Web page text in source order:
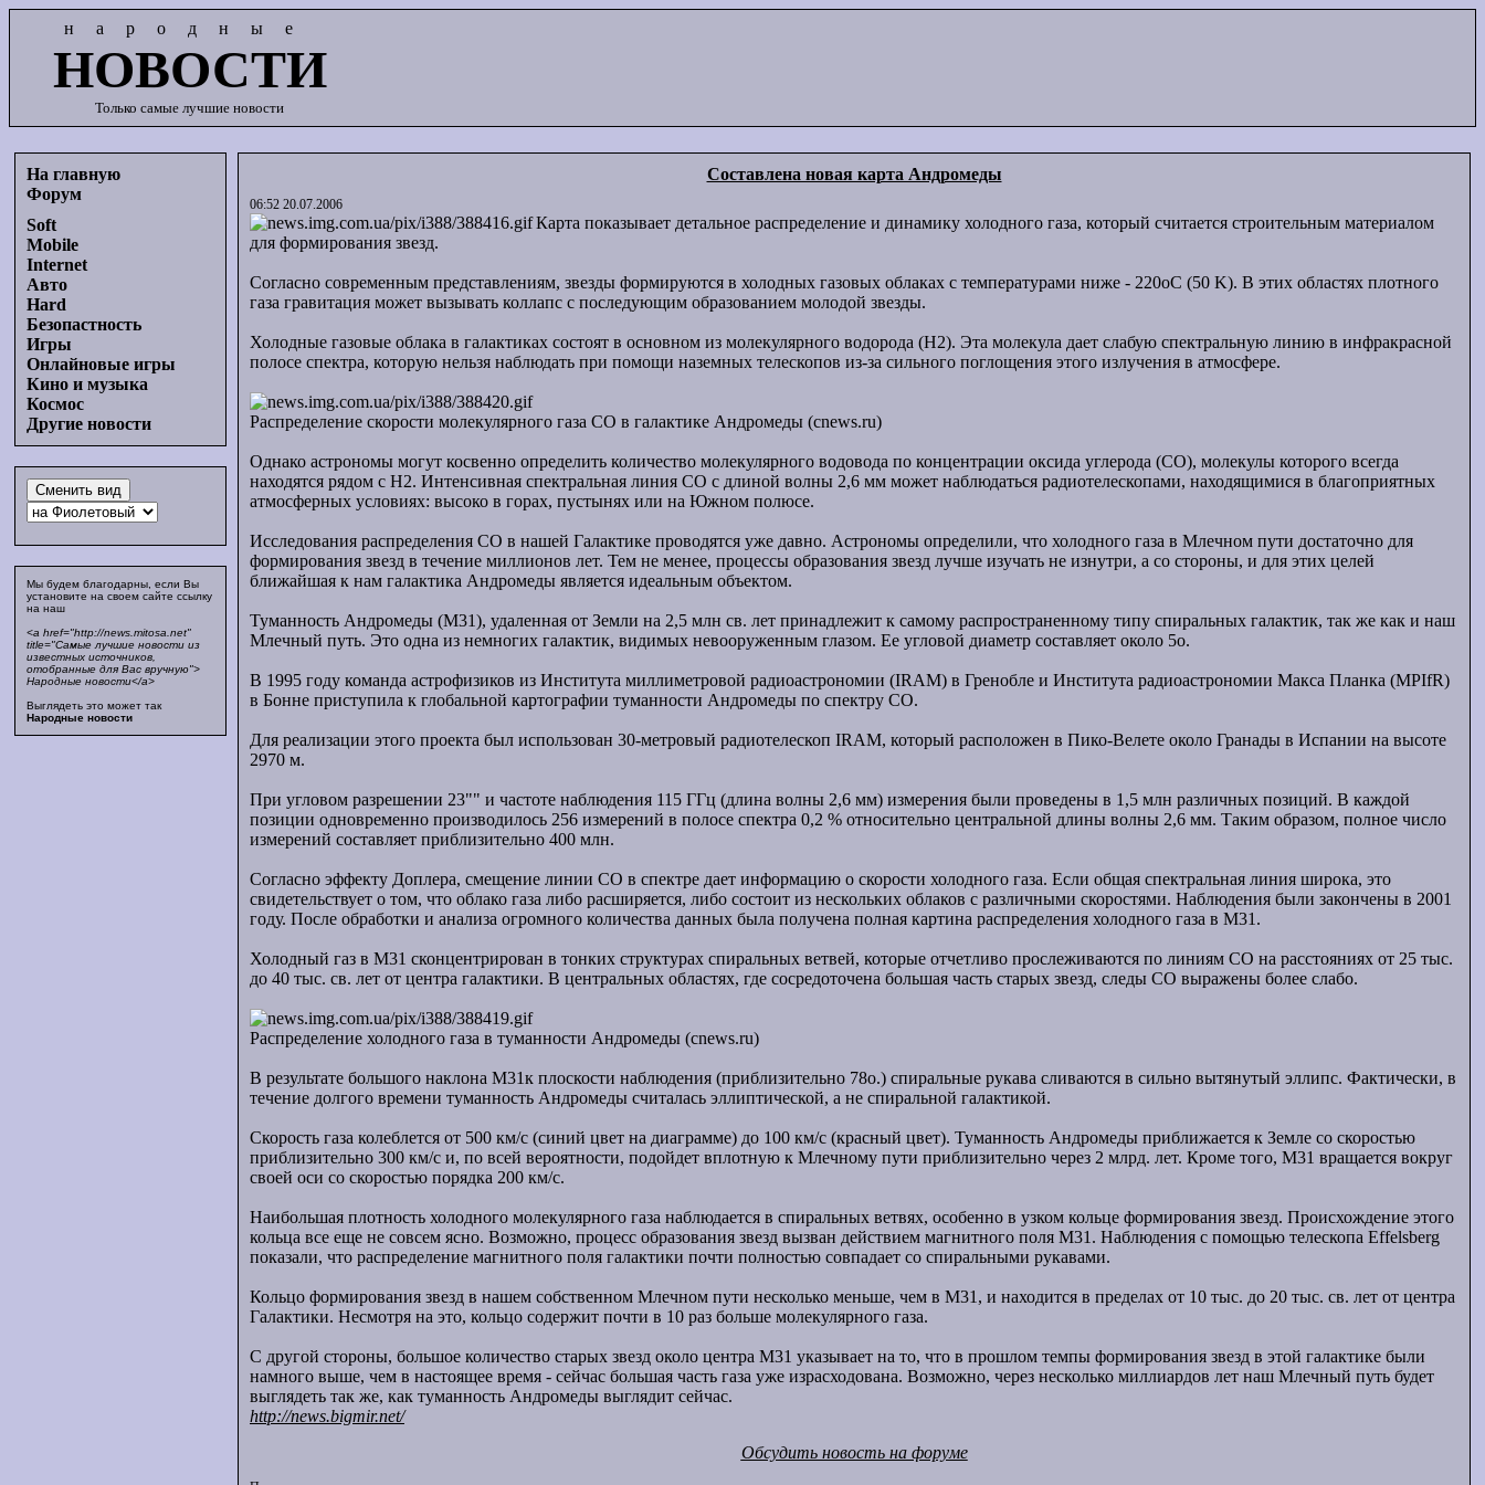
народные
НОВОСТИ
Только самые лучшие новости
На главную
Форум
Soft
Mobile
Internet
Авто
Hard
Безопастность
Игры
Онлайновые игры
Кино и музыка
Космос
Другие новости
Мы будем благодарны, если Вы
установите на своем сайте ссылку
на наш
<a href="http://news.mitosa.net"
title="Самые лучшие новости из
известных источников,
отобранные для Вас вручную">
Народные новости</a>
Выглядеть это может так
Народные новости
Составлена новая карта Андромеды
06:52 20.07.2006
Карта показывает детальное распределение и динамику холодного газа, который считается строительным материалом
для формирования звезд.
Согласно современным представлениям, звезды формируются в холодных газовых облаках с температурами ниже - 220oC (50 K). В этих областях плотного
газа гравитация может вызывать коллапс с последующим образованием молодой звезды.
Холодные газовые облака в галактиках состоят в основном из молекулярного водорода (H2). Эта молекула дает слабую спектральную линию в инфракрасной
полосе спектра, которую нельзя наблюдать при помощи наземных телескопов из-за сильного поглощения этого излучения в атмосфере.
Распределение скорости молекулярного газа CO в галактике Андромеды (cnews.ru)
Однако астрономы могут косвенно определить количество молекулярного водовода по концентрации оксида углерода (CO), молекулы которого всегда
находятся рядом с H2. Интенсивная спектральная линия CO с длиной волны 2,6 мм может наблюдаться радиотелескопами, находящимися в благоприятных
атмосферных условиях: высоко в горах, пустынях или на Южном полюсе.
Исследования распределения CO в нашей Галактике проводятся уже давно. Астрономы определили, что холодного газа в Млечном пути достаточно для
формирования звезд в течение миллионов лет. Тем не менее, процессы образования звезд лучше изучать не изнутри, а со стороны, и для этих целей
ближайшая к нам галактика Андромеды является идеальным объектом.
Туманность Андромеды (M31), удаленная от Земли на 2,5 млн св. лет принадлежит к самому распространенному типу спиральных галактик, так же как и наш
Млечный путь. Это одна из немногих галактик, видимых невооруженным глазом. Ее угловой диаметр составляет около 5о.
В 1995 году команда астрофизиков из Института миллиметровой радиоастрономии (IRAM) в Гренобле и Института радиоастрономии Макса Планка (MPIfR)
в Бонне приступила к глобальной картографии туманности Андромеды по спектру CO.
Для реализации этого проекта был использован 30-метровый радиотелескоп IRAM, который расположен в Пико-Велете около Гранады в Испании на высоте
2970 м.
При угловом разрешении 23"" и частоте наблюдения 115 ГГц (длина волны 2,6 мм) измерения были проведены в 1,5 млн различных позиций. В каждой
позиции одновременно производилось 256 измерений в полосе спектра 0,2 % относительно центральной длины волны 2,6 мм. Таким образом, полное число
измерений составляет приблизительно 400 млн.
Согласно эффекту Доплера, смещение линии CO в спектре дает информацию о скорости холодного газа. Если общая спектральная линия широка, это
свидетельствует о том, что облако газа либо расширяется, либо состоит из нескольких облаков с различными скоростями. Наблюдения были закончены в 2001
году. После обработки и анализа огромного количества данных была получена полная картина распределения холодного газа в M31.
Холодный газ в M31 сконцентрирован в тонких структурах спиральных ветвей, которые отчетливо прослеживаются по линиям CO на расстояниях от 25 тыс.
до 40 тыс. св. лет от центра галактики. В центральных областях, где сосредоточена большая часть старых звезд, следы CO выражены более слабо.
Распределение холодного газа в туманности Андромеды (cnews.ru)
В результате большого наклона M31к плоскости наблюдения (приблизительно 78o.) спиральные рукава сливаются в сильно вытянутый эллипс. Фактически, в
течение долгого времени туманность Андромеды считалась эллиптической, а не спиральной галактикой.
Скорость газа колеблется от 500 км/с (синий цвет на диаграмме) до 100 км/с (красный цвет). Туманность Андромеды приближается к Земле со скоростью
приблизительно 300 км/с и, по всей вероятности, подойдет вплотную к Млечному пути приблизительно через 2 млрд. лет. Кроме того, M31 вращается вокруг
своей оси со скоростью порядка 200 км/с.
Наибольшая плотность холодного молекулярного газа наблюдается в спиральных ветвях, особенно в узком кольце формирования звезд. Происхождение этого
кольца все еще не совсем ясно. Возможно, процесс образования звезд вызван действием магнитного поля M31. Наблюдения с помощью телескопа Effelsberg
показали, что распределение магнитного поля галактики почти полностью совпадает со спиральными рукавами.
Кольцо формирования звезд в нашем собственном Млечном пути несколько меньше, чем в M31, и находится в пределах от 10 тыс. до 20 тыс. св. лет от центра
Галактики. Несмотря на это, кольцо содержит почти в 10 раз больше молекулярного газа.
С другой стороны, большое количество старых звезд около центра M31 указывает на то, что в прошлом темпы формирования звезд в этой галактике были
намного выше, чем в настоящее время - сейчас большая часть газа уже израсходована. Возможно, через несколько миллиардов лет наш Млечный путь будет
выглядеть так же, как туманность Андромеды выглядит сейчас.
http://news.bigmir.net/
Обсудить новость на форуме